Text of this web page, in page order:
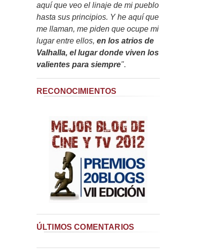
aquí que veo el linaje de mi pueblo
hasta sus principios. Y he aquí que
me llaman, me piden que ocupe mi
lugar entre ellos, en los atrios de
Valhalla, el lugar donde viven los
valientes para siempre".
RECONOCIMIENTOS
ÚLTIMOS COMENTARIOS